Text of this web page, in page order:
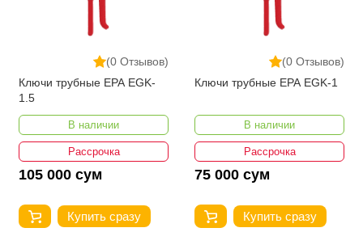
(0 Отзывов)
Ключи трубные EPA EGK-
1.5
В наличии
Рассрочка
105 000 сум
Купить сразу
(0 Отзывов)
Ключи трубные EPA EGK-1
В наличии
Рассрочка
75 000 сум
Купить сразу